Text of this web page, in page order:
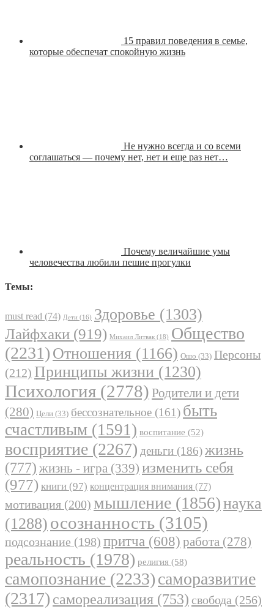
15 правил поведения в семье,
которые обеспечат спокойную жизнь
Не нужно всегда и со всеми
соглашаться — почему нет, нет и еще раз нет…
Почему величайшие умы
человечества любили пешие прогулки
Темы:
must read (74) Дети (16) Здоровье (1303)
Лайфхаки (919) Михаил Литвак (18) Общество
(2231) Отношения (1166) Ошо (33) Персоны
(212) Принципы жизни (1230)
Психология (2778) Родители и дети
(280) Цели (33) бессознательное (161) быть
счастливым (1591) воспитание (52)
восприятие (2267) деньги (186)жизнь
(777) жизнь - игра (339) изменить себя
(977) книги (97) концентрация внимания (77)
мотивация (200) мышление (1856)наука
(1288) осознанность (3105)
подсознание (198) притча (608) работа (278)
реальность (1978) религия (58)
самопознание (2233)саморазвитие
(2317) самореализация (753) свобода (256)